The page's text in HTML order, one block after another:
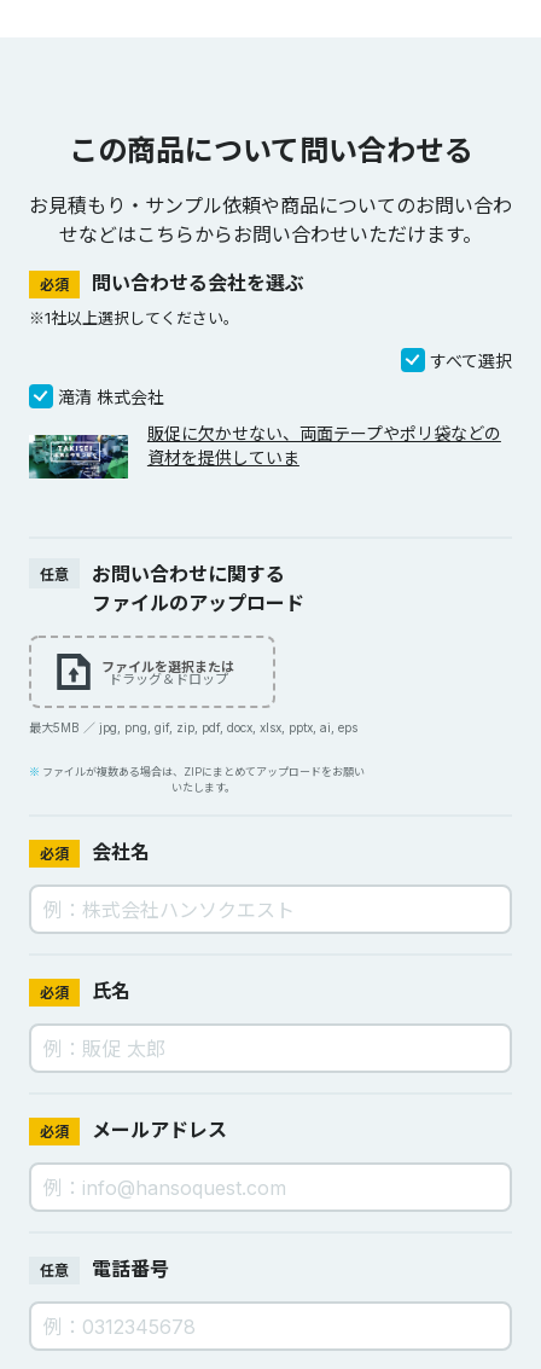
この商品について問い合わせる
お見積もり・サンプル依頼や商品についてのお問い合わ
せなどは こちらからお問い合わせいただけます。
必須 問い合わせる会社を選ぶ
※1社以上選択してください。
すべて選択
滝清 株式会社
販促に欠かせない、両面テープやポリ袋などの
資材を提供していま
任意
お問い合わせに関する
ファイルのアップロード
ファイルを選択または
ドラッグ＆ドロップ
最大5MB ／ jpg, png, gif, zip, pdf, docx, xlsx, pptx, ai, eps
ファイルが複数ある場合は、ZIPにまとめてアップロードをお願い
いたします。
必須 会社名
必須 氏名
必須 メールアドレス
任意 電話番号